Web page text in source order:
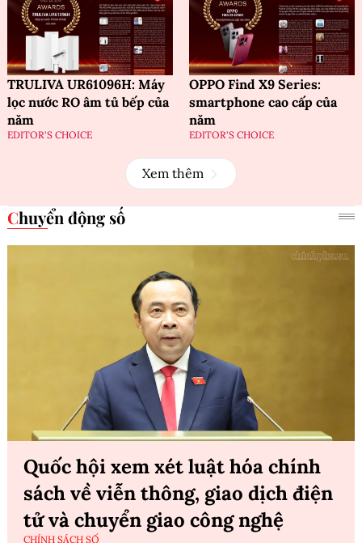
TRULIVA UR61096H: Máy
lọc nước RO âm tủ bếp của
năm
EDITOR'S CHOICE
OPPO Find X9 Series:
smartphone cao cấp của
năm
EDITOR'S CHOICE
Xem thêm
Chuyển động số
Quốc hội xem xét luật hóa chính
sách về viễn thông, giao dịch điện
tử và chuyển giao công nghệ
CHÍNH SÁCH SỐ